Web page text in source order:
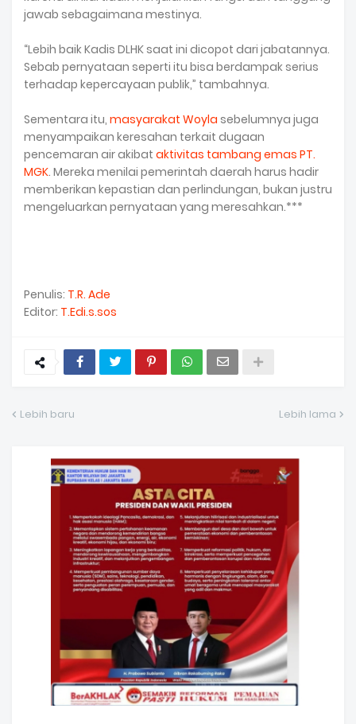
jawab sebagaimana mestinya.
“Lebih baik Kadis DLHK saat ini dicopot dari jabatannya.
Sebab pernyataan seperti itu bisa berdampak serius
terhadap kepercayaan publik,” tambahnya.
Sementara itu, masyarakat Woyla sebelumnya juga
menyampaikan keresahan terkait dugaan
pencemaran air akibat aktivitas tambang emas PT.
MGK. Mereka menilai pemerintah daerah harus hadir
memberikan kepastian dan perlindungan, bukan justru
mengeluarkan pernyataan yang meresahkan.***
Penulis: T.R. Ade
Editor: T.Edi.s.sos
Lebih baru Lebih lama